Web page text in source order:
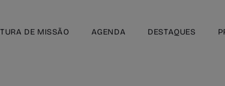
DE MISSÃO AGENDA DESTAQUES